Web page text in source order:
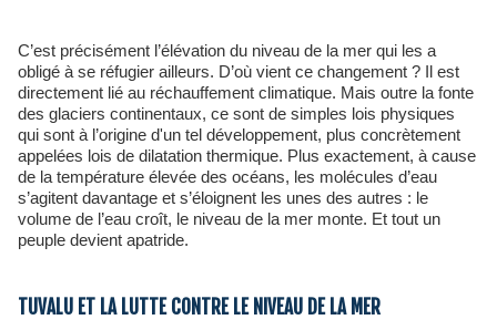
C’est précisément l’élévation du niveau de la mer qui les a
obligé à se réfugier ailleurs. D’où vient ce changement ? Il est
directement lié au réchauffement climatique. Mais outre la fonte
des glaciers continentaux, ce sont de simples lois physiques
qui sont à l’origine d'un tel développement, plus concrètement
appelées lois de dilatation thermique. Plus exactement, à cause
de la température élevée des océans, les molécules d’eau
s’agitent davantage et s’éloignent les unes des autres : le
volume de l’eau croît, le niveau de la mer monte. Et tout un
peuple devient apatride.
TUVALU ET LA LUTTE CONTRE LE NIVEAU DE LA MER